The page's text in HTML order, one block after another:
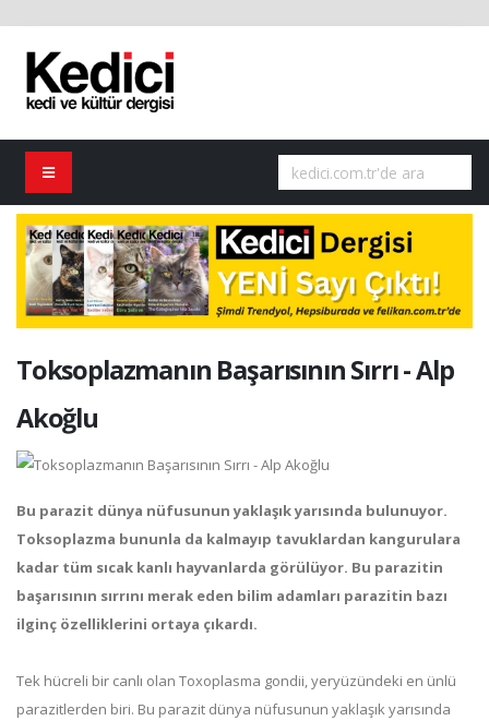
Toksoplazmanın Başarısının Sırrı - Alp
Akoğlu
Bu parazit dünya nüfusunun yaklaşık yarısında bulunuyor.
Toksoplazma bununla da kalmayıp tavuklardan kangurulara
kadar tüm sıcak kanlı hayvanlarda görülüyor. Bu parazitin
başarısının sırrını merak eden bilim adamları parazitin bazı
ilginç özelliklerini ortaya çıkardı.
Tek hücreli bir canlı olan Toxoplasma gondii, yeryüzündeki en ünlü
parazitlerden biri. Bu parazit dünya nüfusunun yaklaşık yarısında